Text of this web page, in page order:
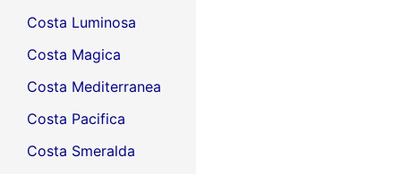
Costa Luminosa
Costa Magica
Costa Mediterranea
Costa Pacifica
Costa Smeralda